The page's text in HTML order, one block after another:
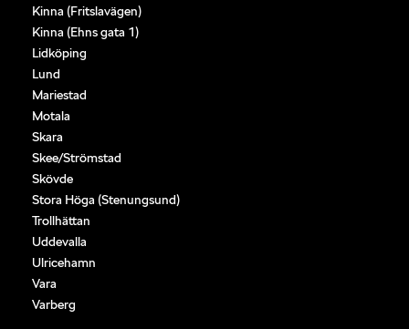
Kinna (Fritslavägen)
Kinna (Ehns gata 1)
Lidköping
Lund
Mariestad
Motala
Skara
Skee/Strömstad
Skövde
Stora Höga (Stenungsund)
Trollhättan
Uddevalla
Ulricehamn
Vara
Varberg